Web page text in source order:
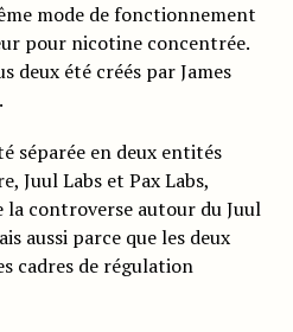
mode de fonctionnement
pour nicotine concentrée.
deux été créés par James
séparée en deux entités
Juul Labs et Pax Labs,
controverse autour du Juul
aussi parce que les deux
cadres de régulation